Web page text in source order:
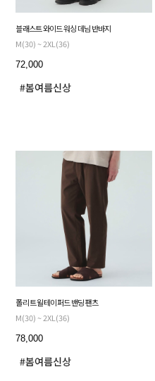
블래스트 와이드 워싱 데님 반바지
M(30) ~ 2XL(36)
72,000
폴리 트윌 테이퍼드 밴딩 팬츠
M(30) ~ 2XL(36)
78,000